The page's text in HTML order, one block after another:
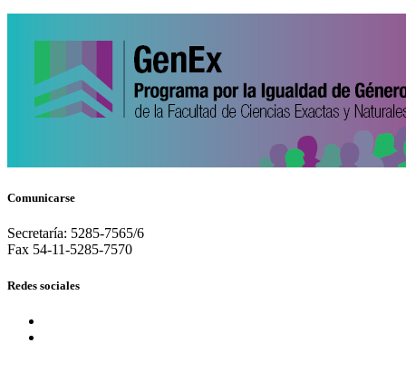
Comunicarse
Secretaría: 5285-7565/6
Fax 54-11-5285-7570
Redes sociales